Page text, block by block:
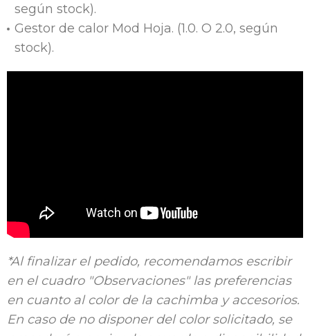
según stock).
Gestor de calor Mod Hoja. (1.0. O 2.0, según
stock).
*Al finalizar el pedido, recomendamos escribir
en el cuadro "Observaciones" las preferencias
en cuanto al color de la cachimba y accesorios.
En caso de no disponer del color solicitado, se